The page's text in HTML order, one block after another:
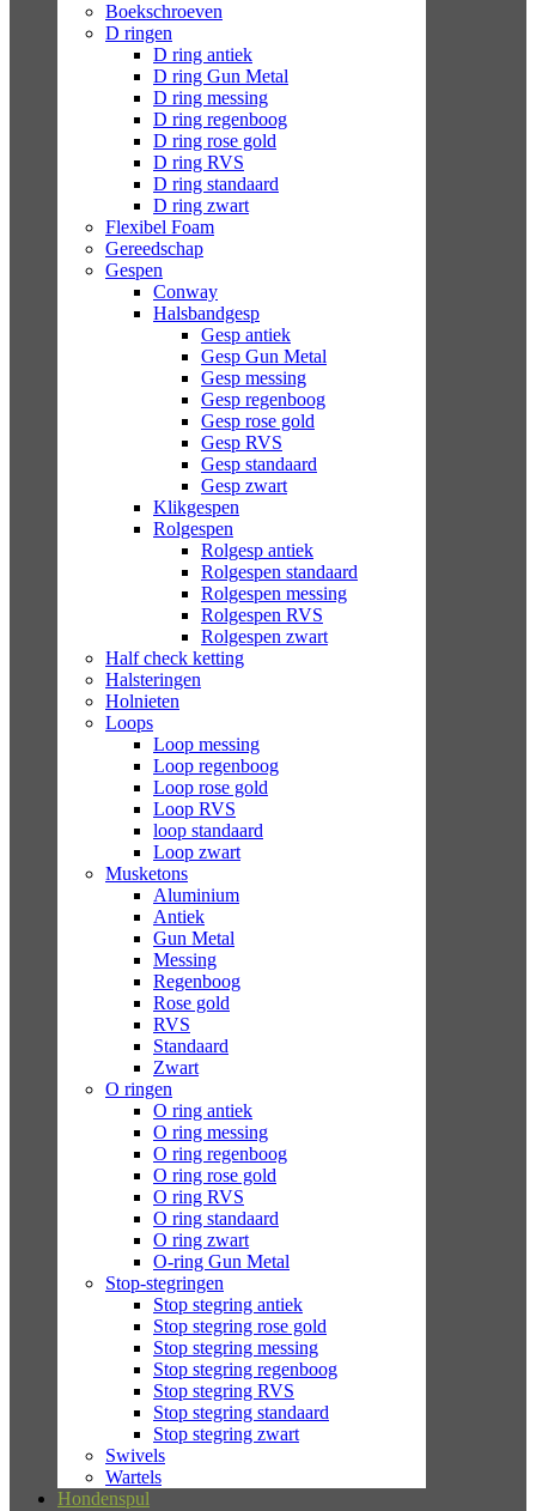
Boekschroeven
D ringen
D ring antiek
D ring Gun Metal
D ring messing
D ring regenboog
D ring rose gold
D ring RVS
D ring standaard
D ring zwart
Flexibel Foam
Gereedschap
Gespen
Conway
Halsbandgesp
Gesp antiek
Gesp Gun Metal
Gesp messing
Gesp regenboog
Gesp rose gold
Gesp RVS
Gesp standaard
Gesp zwart
Klikgespen
Rolgespen
Rolgesp antiek
Rolgespen standaard
Rolgespen messing
Rolgespen RVS
Rolgespen zwart
Half check ketting
Halsteringen
Holnieten
Loops
Loop messing
Loop regenboog
Loop rose gold
Loop RVS
loop standaard
Loop zwart
Musketons
Aluminium
Antiek
Gun Metal
Messing
Regenboog
Rose gold
RVS
Standaard
Zwart
O ringen
O ring antiek
O ring messing
O ring regenboog
O ring rose gold
O ring RVS
O ring standaard
O ring zwart
O-ring Gun Metal
Stop-stegringen
Stop stegring antiek
Stop stegring rose gold
Stop stegring messing
Stop stegring regenboog
Stop stegring RVS
Stop stegring standaard
Stop stegring zwart
Swivels
Wartels
Hondenspul